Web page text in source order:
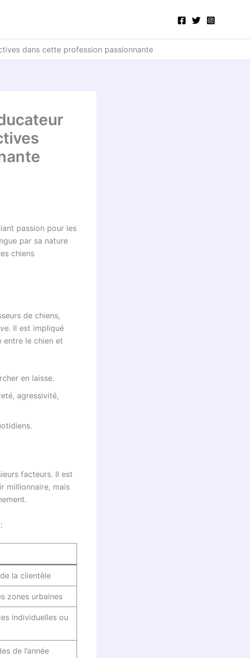
dans cette profession passionnante
passion pour les
par sa nature
chiens
de chiens,
Il est impliqué
entre le chien et
en laisse.
agressivité,
facteurs. Il est
millionnaire, mais
:
la clientèle
zones urbaines
individuelles ou
de l’année